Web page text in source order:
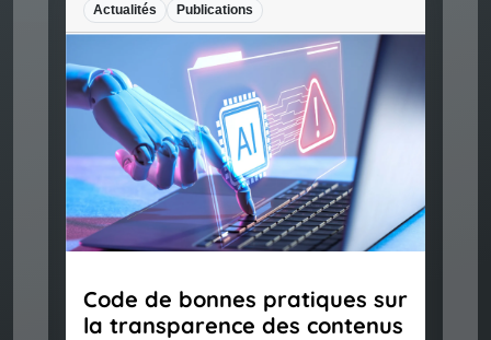
Actualités Publications
Code de bonnes pratiques sur
la transparence des contenus